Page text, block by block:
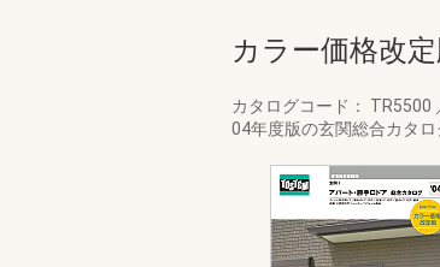
カラー価格改
カタログコード： TR5500
04年度版の玄関総合カタロ